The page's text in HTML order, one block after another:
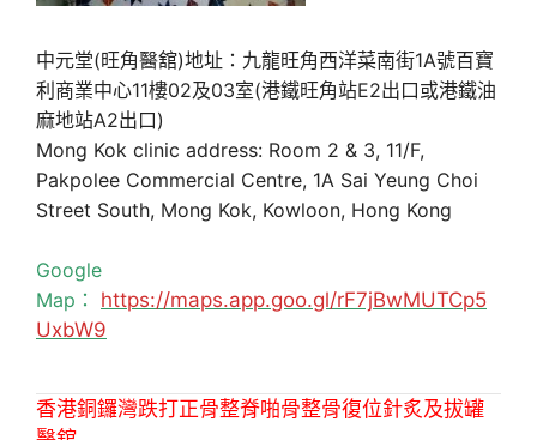
中元堂(旺角醫舘)地址：九龍旺角西洋菜南街1A號百寶
利商業中心11樓02及03室(港鐵旺角站E2出口或港鐵油
麻地站A2出口)
Mong Kok clinic address: Room 2 & 3, 11/F,
Pakpolee Commercial Centre, 1A Sai Yeung Choi
Street South, Mong Kok, Kowloon, Hong Kong
Google
Map： https://maps.app.goo.gl/rF7jBwMUTCp5
UxbW9
香港銅鑼灣跌打正骨整脊啪骨整骨復位針炙及拔罐